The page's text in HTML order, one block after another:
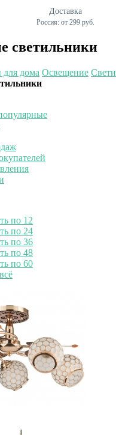
Доставка
Россия: от 299 руб.
светильники
для дома Освещение
по 12
по 24
по 36
по 48
по 60